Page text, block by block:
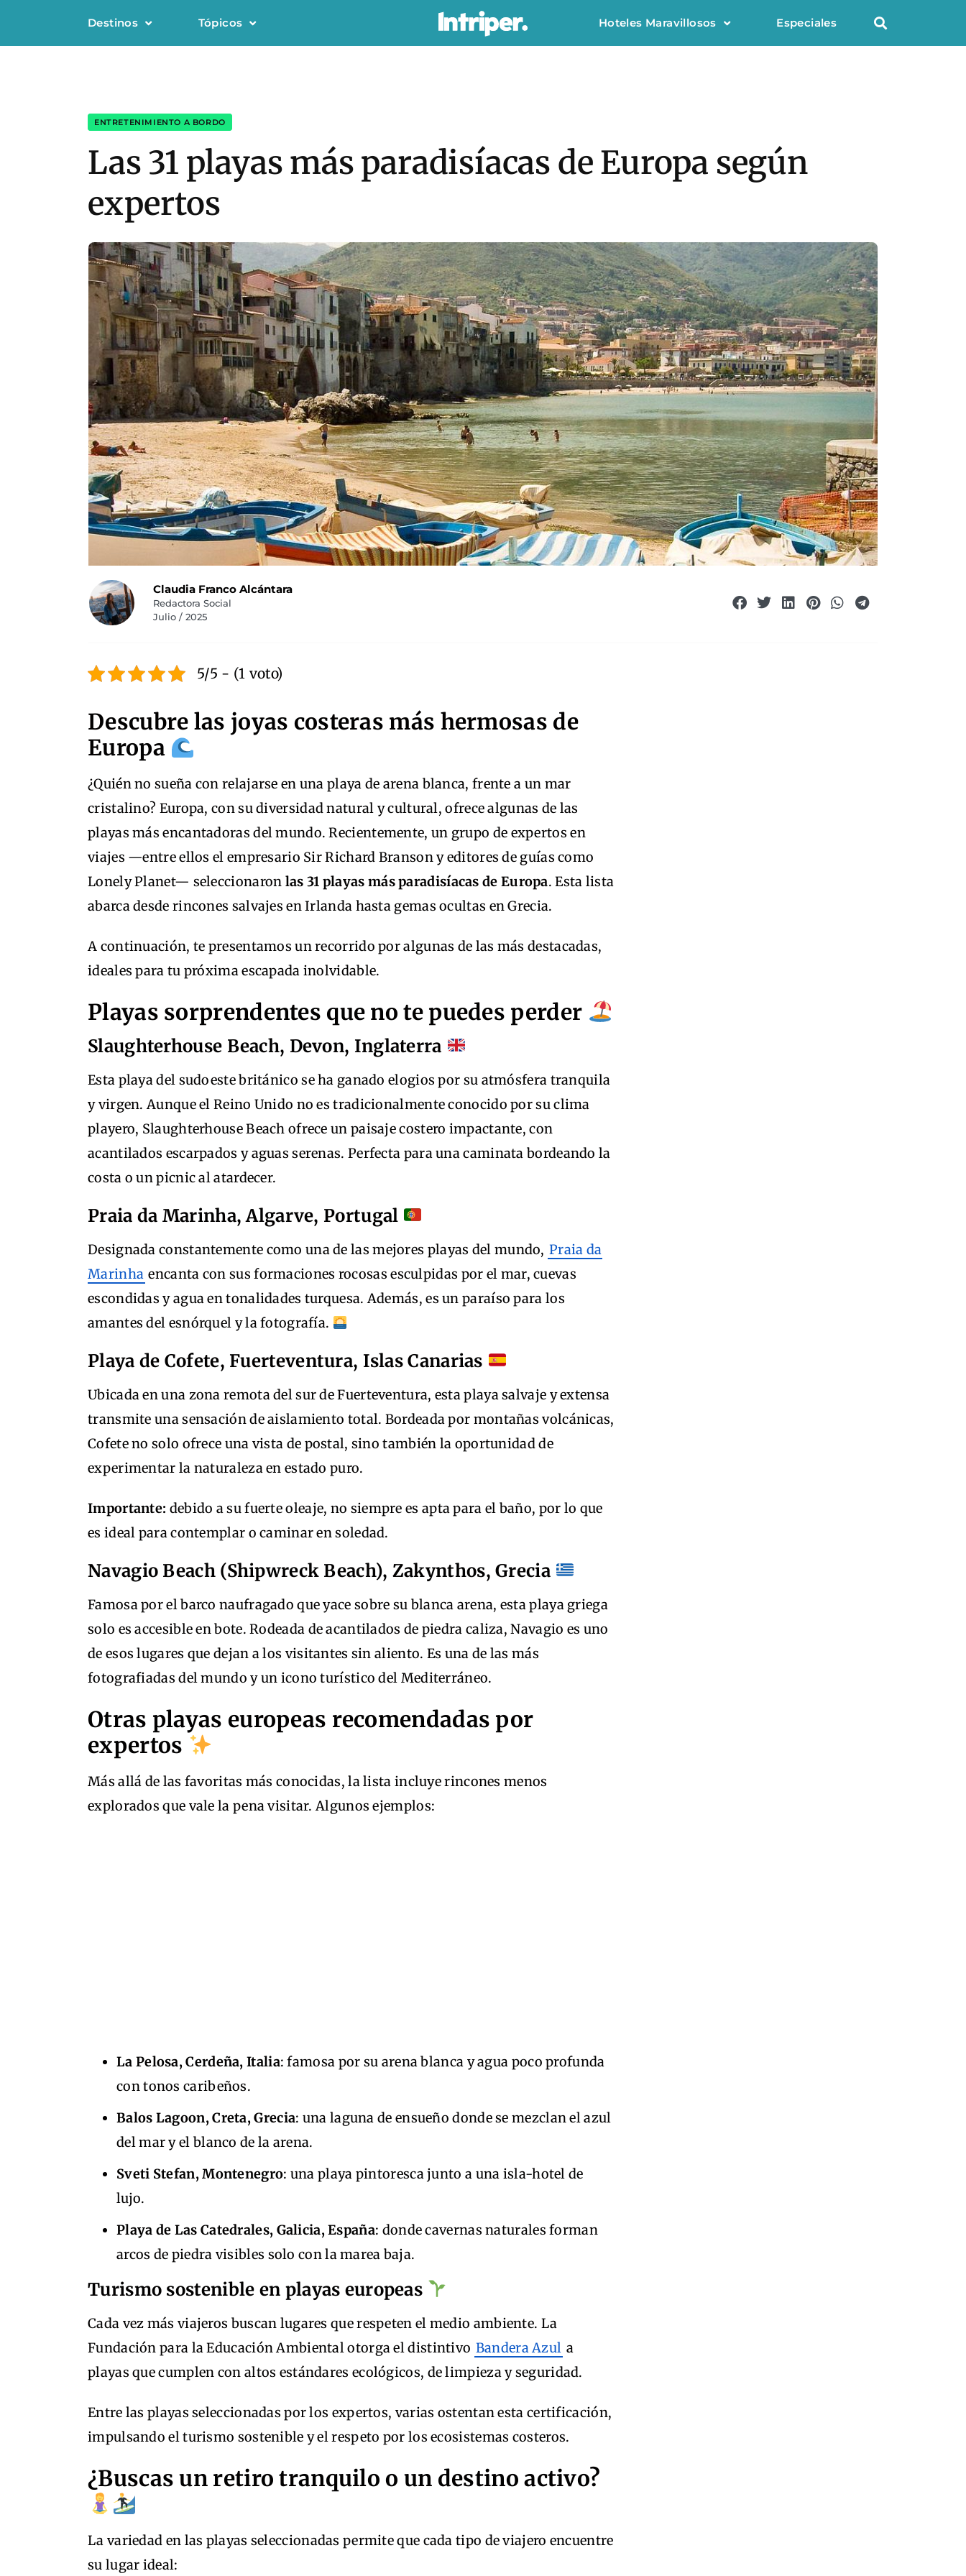
Destinos Tópicos Hoteles Maravillosos Especiales
ENTRETENIMIENTO A BORDO
Las 31 playas más paradisíacas de Europa según
expertos
Claudia Franco Alcántara
Redactora Social
Julio / 2025
5/5 - (1 voto)
Descubre las joyas costeras más hermosas de
Europa
¿Quién no sueña con relajarse en una playa de arena blanca, frente a un mar
cristalino? Europa, con su diversidad natural y cultural, ofrece algunas de las
playas más encantadoras del mundo. Recientemente, un grupo de expertos en
viajes —entre ellos el empresario Sir Richard Branson y editores de guías como
Lonely Planet— seleccionaron las 31 playas más paradisíacas de Europa. Esta lista
abarca desde rincones salvajes en Irlanda hasta gemas ocultas en Grecia.
A continuación, te presentamos un recorrido por algunas de las más destacadas,
ideales para tu próxima escapada inolvidable.
Playas sorprendentes que no te puedes perder
Slaughterhouse Beach, Devon, Inglaterra
Esta playa del sudoeste británico se ha ganado elogios por su atmósfera tranquila
y virgen. Aunque el Reino Unido no es tradicionalmente conocido por su clima
playero, Slaughterhouse Beach ofrece un paisaje costero impactante, con
acantilados escarpados y aguas serenas. Perfecta para una caminata bordeando la
costa o un picnic al atardecer.
Praia da Marinha, Algarve, Portugal
Designada constantemente como una de las mejores playas del mundo, Praia da
Marinha encanta con sus formaciones rocosas esculpidas por el mar, cuevas
escondidas y agua en tonalidades turquesa. Además, es un paraíso para los
amantes del esnórquel y la fotografía.
Playa de Cofete, Fuerteventura, Islas Canarias
Ubicada en una zona remota del sur de Fuerteventura, esta playa salvaje y extensa
transmite una sensación de aislamiento total. Bordeada por montañas volcánicas,
Cofete no solo ofrece una vista de postal, sino también la oportunidad de
experimentar la naturaleza en estado puro.
Importante: debido a su fuerte oleaje, no siempre es apta para el baño, por lo que
es ideal para contemplar o caminar en soledad.
Navagio Beach (Shipwreck Beach), Zakynthos, Grecia
Famosa por el barco naufragado que yace sobre su blanca arena, esta playa griega
solo es accesible en bote. Rodeada de acantilados de piedra caliza, Navagio es uno
de esos lugares que dejan a los visitantes sin aliento. Es una de las más
fotografiadas del mundo y un icono turístico del Mediterráneo.
Otras playas europeas recomendadas por
expertos
Más allá de las favoritas más conocidas, la lista incluye rincones menos
explorados que vale la pena visitar. Algunos ejemplos:
La Pelosa, Cerdeña, Italia: famosa por su arena blanca y agua poco profunda
con tonos caribeños.
Balos Lagoon, Creta, Grecia: una laguna de ensueño donde se mezclan el azul
del mar y el blanco de la arena.
Sveti Stefan, Montenegro: una playa pintoresca junto a una isla-hotel de
lujo.
Playa de Las Catedrales, Galicia, España: donde cavernas naturales forman
arcos de piedra visibles solo con la marea baja.
Turismo sostenible en playas europeas
Cada vez más viajeros buscan lugares que respeten el medio ambiente. La
Fundación para la Educación Ambiental otorga el distintivo Bandera Azul a
playas que cumplen con altos estándares ecológicos, de limpieza y seguridad.
Entre las playas seleccionadas por los expertos, varias ostentan esta certificación,
impulsando el turismo sostenible y el respeto por los ecosistemas costeros.
¿Buscas un retiro tranquilo o un destino activo?
La variedad en las playas seleccionadas permite que cada tipo de viajero encuentre
su lugar ideal: